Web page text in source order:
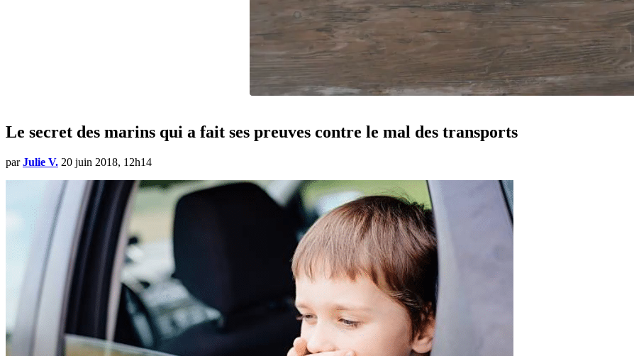
Le secret des marins qui a fait ses preuves contre le mal des transports
par Julie V. 20 juin 2018, 12h14